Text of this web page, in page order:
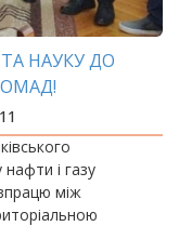
НАУКУ ДО
нафти і газу
між